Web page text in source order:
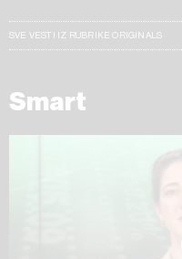
SVE VESTI IZ RUBRIKE ORIGINALS
Smart